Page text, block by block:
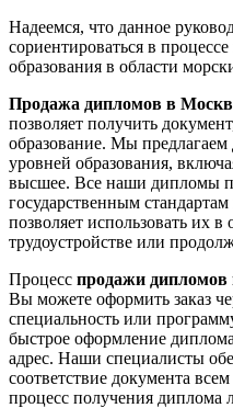
Надеемся, что данное
сориентироваться в
образования в области
Продажа дипломов в
позволяет получить
образование. Мы
уровней образования,
высшее. Все наши дипломы
государственным
позволяет использовать их
трудоустройстве или
Процесс продажи дипломов
Вы можете оформить заказ
специальность или
быстрое оформление
адрес. Наши специалисты
соответствие документа
процесс получения диплома